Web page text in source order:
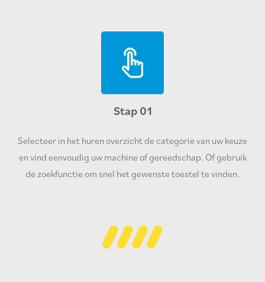
Stap 01
Selecteer in het huren overzicht de categorie van uw keuze
en vind eenvoudig uw machine of gereedschap. Of gebruik
de zoekfunctie om snel het gewenste toestel te vinden.